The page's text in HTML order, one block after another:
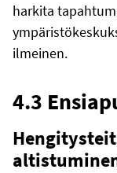
harkita
ilmeinen.
4.3